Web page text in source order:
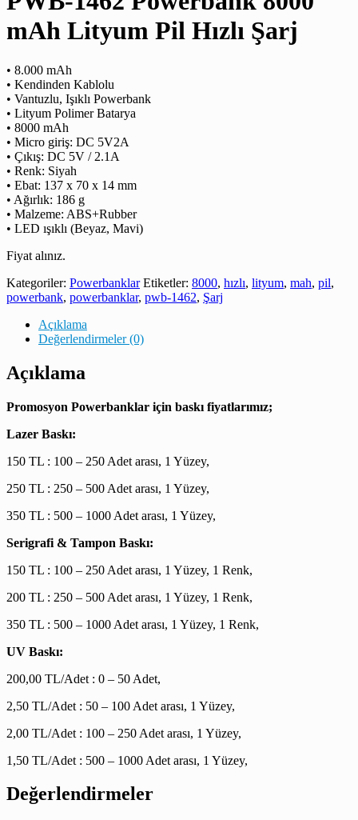
mAh Lityum Pil Hızlı Şarj
• 8.000 mAh
• Kendinden Kablolu
• Vantuzlu, Işıklı Powerbank
• Lityum Polimer Batarya
• 8000 mAh
• Micro giriş: DC 5V2A
• Çıkış: DC 5V / 2.1A
• Renk: Siyah
• Ebat: 137 x 70 x 14 mm
• Ağırlık: 186 g
• Malzeme: ABS+Rubber
• LED ışıklı (Beyaz, Mavi)
Fiyat alınız.
Kategoriler: Powerbanklar Etiketler: 8000, hızlı, lityum, mah, pil,
powerbank, powerbanklar, pwb-1462, Şarj
Açıklama
Değerlendirmeler (0)
Açıklama
Promosyon Powerbanklar için baskı fiyatlarımız;
Lazer Baskı:
150 TL : 100 – 250 Adet arası, 1 Yüzey,
250 TL : 250 – 500 Adet arası, 1 Yüzey,
350 TL : 500 – 1000 Adet arası, 1 Yüzey,
Serigrafi & Tampon Baskı:
150 TL : 100 – 250 Adet arası, 1 Yüzey, 1 Renk,
200 TL : 250 – 500 Adet arası, 1 Yüzey, 1 Renk,
350 TL : 500 – 1000 Adet arası, 1 Yüzey, 1 Renk,
UV Baskı:
200,00 TL/Adet : 0 – 50 Adet,
2,50 TL/Adet : 50 – 100 Adet arası, 1 Yüzey,
2,00 TL/Adet : 100 – 250 Adet arası, 1 Yüzey,
1,50 TL/Adet : 500 – 1000 Adet arası, 1 Yüzey,
Değerlendirmeler